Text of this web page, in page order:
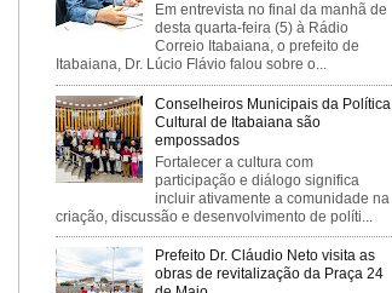
Em entrevista no final da manhã de
desta quarta-feira (5) à Rádio
Correio Itabaiana, o prefeito de
Itabaiana, Dr. Lúcio Flávio falou sobre o...
Conselheiros Municipais da Política
Cultural de Itabaiana são
empossados
Fortalecer a cultura com
participação e diálogo significa
incluir ativamente a comunidade na
criação, discussão e desenvolvimento de políti...
Prefeito Dr. Cláudio Neto visita as
obras de revitalização da Praça 24